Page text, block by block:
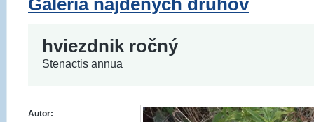
Galéria nájdených druhov
hviezdnik ročný
Stenactis annua
Autor: